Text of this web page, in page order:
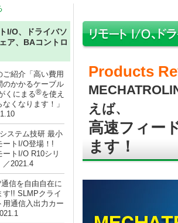
I/O、ドライバソ
ア、BAコントロ
ご紹介「高い費用
のかかるケーブル
くにまる®を使え
なくなります！」
ステム技研 最小
ートI/O登場！!
ートI/O R10シリ
／2021.4
信を自由自在に
す!! SLMPクライ
用通信入出力カー
Products
えば、
高速フィー
ます！